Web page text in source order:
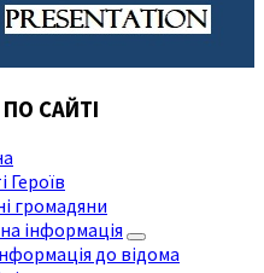
ПО САЙТІ
Героїв
громадяни
інформація
до відома